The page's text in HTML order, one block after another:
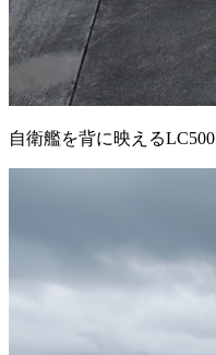
自衛艦を背に映えるLC500